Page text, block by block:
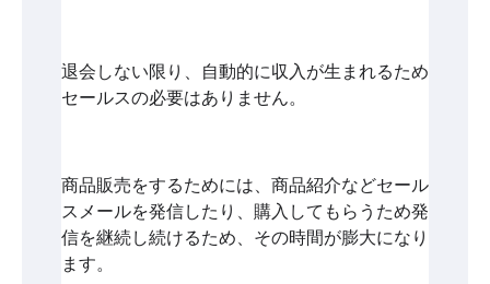
退会しない限り、自動的に収入が生まれるため
セールスの必要はありません。
商品販売をするためには、商品紹介などセール
スメールを発信したり、購入してもらうため発
信を継続し続けるため、その時間が膨大になり
ます。